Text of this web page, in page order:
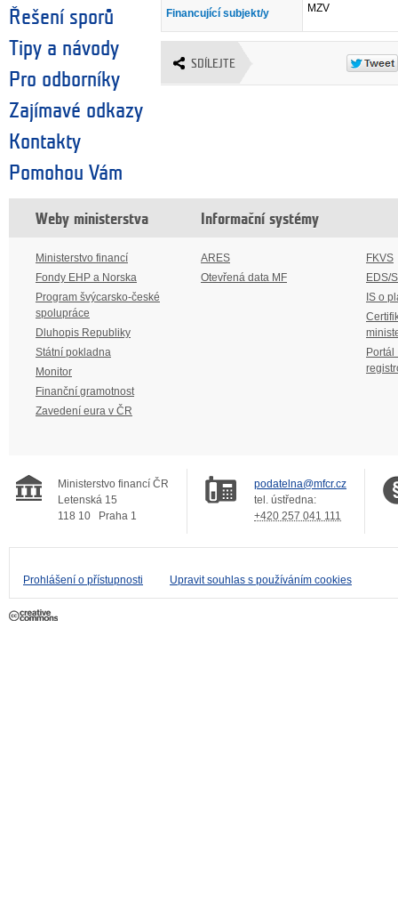
Řešení sporů
Tipy a návody
Pro odborníky
Zajímavé odkazy
Kontakty
Pomohou Vám
Financující subjekt/y MZV
SDÍLEJTE
Weby ministerstva
Ministerstvo financí
Fondy EHP a Norska
Program švýcarsko-české
spolupráce
Dluhopis Republiky
Státní pokladna
Monitor
Finanční gramotnost
Zavedení eura v ČR
Informační systémy
ARES
Otevřená data MF
FKVS
EDS/
IS o
Portál
Ministerstvo financí ČR
Letenská 15
118 10
Praha 1
podatelna@mfcr.cz
tel. ústředna:
+420 257 041 111
Prohlášení o přístupnosti Upravit souhlas s používáním cookies